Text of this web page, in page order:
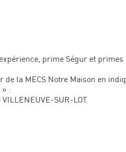
prime Ségur et
la MECS Notre Maison en
» :
SUR-LOT